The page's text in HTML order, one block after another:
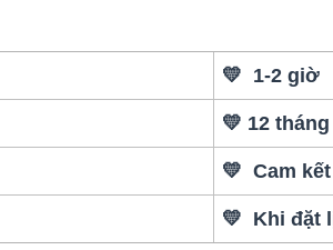
💛 1-2 giờ
💛 12 tháng
💛 Cam
💛 Khi đặt